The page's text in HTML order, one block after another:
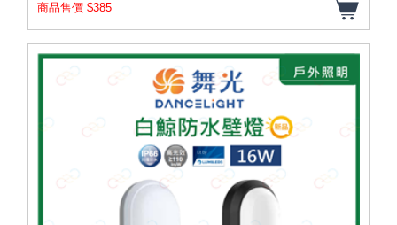
商品售價 $385